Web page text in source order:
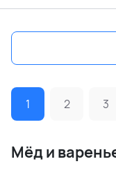
1 2 3
Мёд и